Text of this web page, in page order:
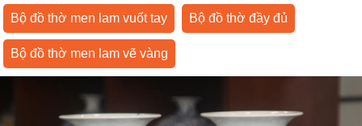
Bộ đồ thờ men lam vuốt tay Bộ đồ thờ đầy đủ
Bộ đồ thờ men lam vẽ vàng